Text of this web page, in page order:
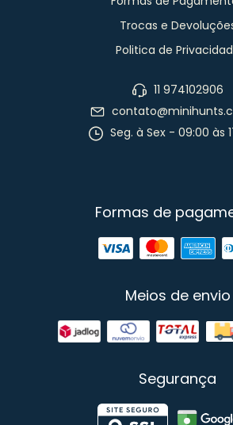
Trocas e
Politica de
11 974102906
Seg. à Sex - 09:00 às
Formas de
Meios de envio
Segurança